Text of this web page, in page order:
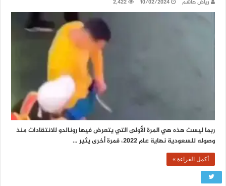
رياض هاشم 10/02/2024
2,422
ربما ليست هذه هي المرة الأولى التي يتعرض فيها رونالدو للانتقادات منذ
وصوله للسعودية نهاية عام 2022، فمرة أخرى يثير …
أكمل القراءة »